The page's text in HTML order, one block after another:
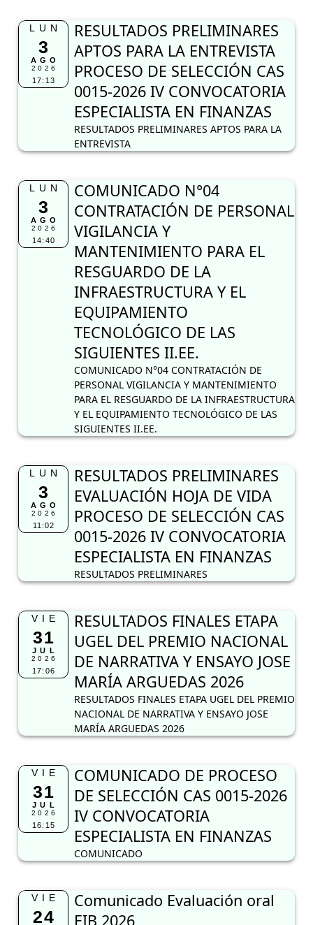
LUN
3
AGO
2026
17:13
RESULTADOS PRELIMINARES
APTOS PARA LA ENTREVISTA
PROCESO DE SELECCIÓN CAS
0015-2026 IV CONVOCATORIA
ESPECIALISTA EN FINANZAS
RESULTADOS PRELIMINARES APTOS PARA LA
ENTREVISTA
LUN
3
AGO
2026
14:40
COMUNICADO N°04
CONTRATACIÓN DE PERSONAL
VIGILANCIA Y
MANTENIMIENTO PARA EL
RESGUARDO DE LA
INFRAESTRUCTURA Y EL
EQUIPAMIENTO
TECNOLÓGICO DE LAS
SIGUIENTES II.EE.
COMUNICADO N°04 CONTRATACIÓN DE
PERSONAL VIGILANCIA Y MANTENIMIENTO
PARA EL RESGUARDO DE LA INFRAESTRUCTURA
Y EL EQUIPAMIENTO TECNOLÓGICO DE LAS
SIGUIENTES II.EE.
LUN
3
AGO
2026
11:02
RESULTADOS PRELIMINARES
EVALUACIÓN HOJA DE VIDA
PROCESO DE SELECCIÓN CAS
0015-2026 IV CONVOCATORIA
ESPECIALISTA EN FINANZAS
RESULTADOS PRELIMINARES
VIE
31
JUL
2026
17:06
RESULTADOS FINALES ETAPA
UGEL DEL PREMIO NACIONAL
DE NARRATIVA Y ENSAYO JOSE
MARÍA ARGUEDAS 2026
RESULTADOS FINALES ETAPA UGEL DEL PREMIO
NACIONAL DE NARRATIVA Y ENSAYO JOSE
MARÍA ARGUEDAS 2026
VIE
31
JUL
2026
16:15
COMUNICADO DE PROCESO
DE SELECCIÓN CAS 0015-2026
IV CONVOCATORIA
ESPECIALISTA EN FINANZAS
COMUNICADO
VIE
24
Comunicado Evaluación oral
EIB 2026